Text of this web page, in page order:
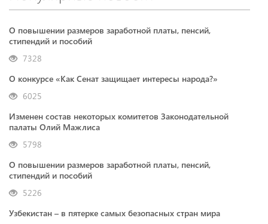
О повышении размеров заработной платы, пенсий,
стипендий и пособий
7328
О конкурсе «Как Сенат защищает интересы народа?»
6025
Изменен состав некоторых комитетов Законодательной
палаты Олий Мажлиса
5798
О повышении размеров заработной платы, пенсий,
стипендий и пособий
5226
Узбекистан – в пятерке самых безопасных стран мира